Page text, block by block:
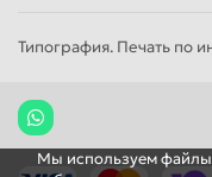
Типография. Печать по
Мы используем